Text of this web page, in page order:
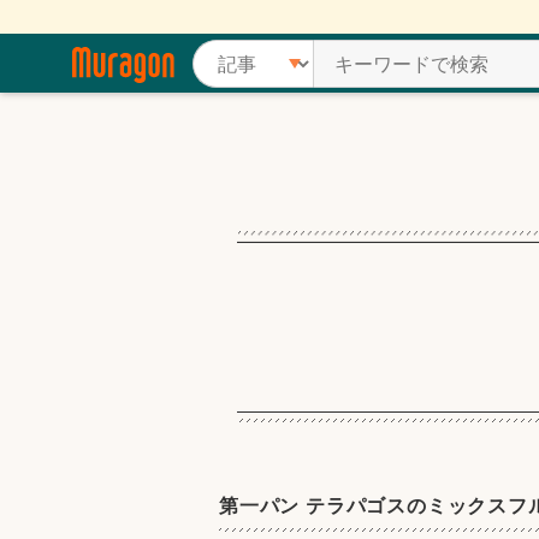
第一パン テラパゴスのミックスフ